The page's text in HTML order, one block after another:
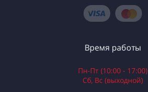
Время работы
Пн-Пт (10:00 - 17:00)
Сб, Вс (выходной)